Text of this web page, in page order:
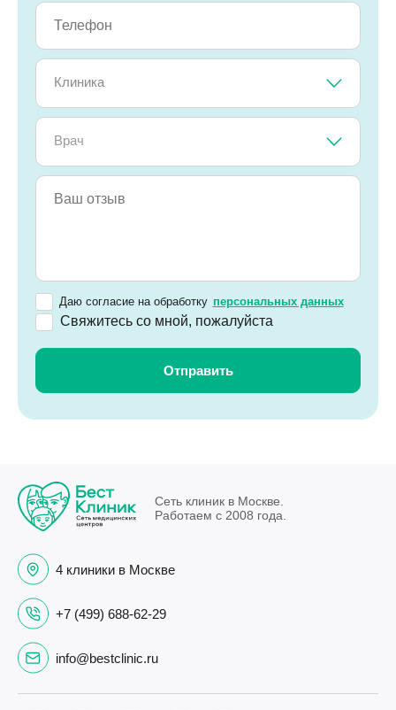
Клиника
Врач
Даю согласие на обработку персональных данных
Свяжитесь со мной, пожалуйста
Сеть клиник в Москве.
Работаем с 2008 года.
4 клиники в Москве
+7 (499) 688-62-29
info@bestclinic.ru